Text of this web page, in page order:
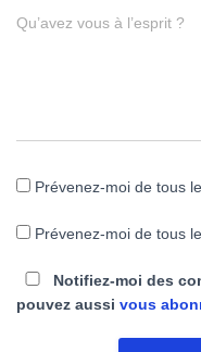
Qu’avez vous à l’esprit ?
Prévenez-moi de tous
Prévenez-moi de tous
Notifiez-moi des
pouvez aussi vous